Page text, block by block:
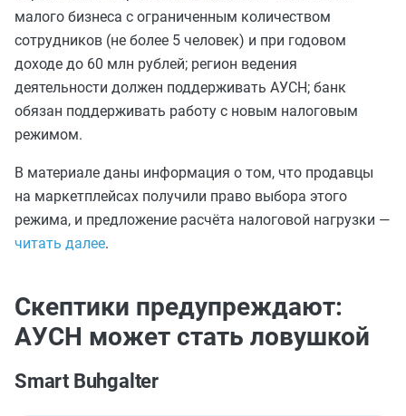
малого бизнеса с ограниченным количеством
сотрудников (не более 5 человек) и при годовом
доходе до 60 млн рублей; регион ведения
деятельности должен поддерживать АУСН; банк
обязан поддерживать работу с новым налоговым
режимом.
В материале даны информация о том, что продавцы
на маркетплейсах получили право выбора этого
режима, и предложение расчёта налоговой нагрузки —
читать далее.
Скептики предупреждают:
АУСН может стать ловушкой
Smart Buhgalter